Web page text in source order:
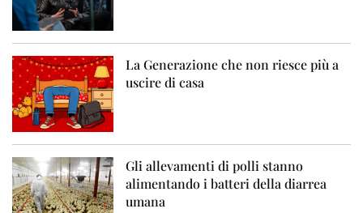
La Generazione che non riesce più a
uscire di casa
Gli allevamenti di polli stanno
alimentando i batteri della diarrea
umana